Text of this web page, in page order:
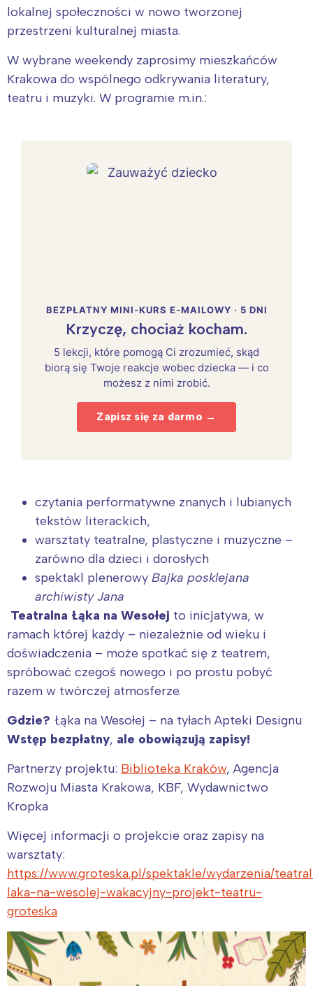
lokalnej społeczności w nowo tworzonej
przestrzeni kulturalnej miasta.
W wybrane weekendy zaprosimy mieszkańców
Krakowa do wspólnego odkrywania literatury,
teatru i muzyki. W programie m.in.:
BEZPŁATNY MINI-KURS E-MAILOWY · 5 DNI
Krzyczę, chociaż kocham.
5 lekcji, które pomogą Ci zrozumieć, skąd
biorą się Twoje reakcje wobec dziecka — i co
możesz z nimi zrobić.
Zapisz się za darmo →
czytania performatywne znanych i lubianych
tekstów literackich,
warsztaty teatralne, plastyczne i muzyczne –
zarówno dla dzieci i dorosłych
spektakl plenerowy Bajka posklejana
archiwisty Jana
Teatralna Łąka na Wesołej to inicjatywa, w
ramach której każdy – niezależnie od wieku i
doświadczenia – może spotkać się z teatrem,
spróbować czegoś nowego i po prostu pobyć
razem w twórczej atmosferze.
Gdzie? Łąka na Wesołej – na tyłach Apteki Designu
Wstęp bezpłatny, ale obowiązują zapisy!
Partnerzy projektu: Biblioteka Kraków, Agencja
Rozwoju Miasta Krakowa, KBF, Wydawnictwo
Kropka
Więcej informacji o projekcie oraz zapisy na
warsztaty:
https://www.groteska.pl/spektakle/wydarzenia/
laka-na-wesolej-wakacyjny-projekt-teatru-
groteska